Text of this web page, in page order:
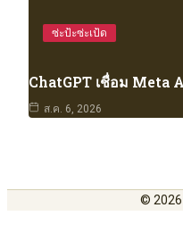
ซ่ะป้ะซ่ะเป้ด
ChatGPT เชื่อม Meta
ส.ค. 6, 2026
© 2026